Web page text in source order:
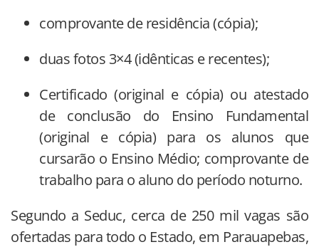
comprovante de residência (cópia);
duas fotos 3×4 (idênticas e recentes);
Certificado (original e cópia) ou atestado
de conclusão do Ensino Fundamental
(original e cópia) para os alunos que
cursarão o Ensino Médio; comprovante de
trabalho para o aluno do período noturno.
Segundo a Seduc, cerca de 250 mil vagas são
ofertadas para todo o Estado, em Parauapebas,